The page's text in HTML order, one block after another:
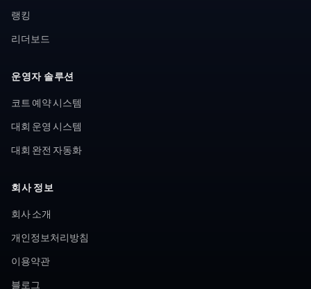
랭킹
리더보드
운영자 솔루션
코트 예약 시스템
대회 운영 시스템
대회 완전 자동화
회사 정보
회사 소개
개인정보처리방침
이용약관
블로그